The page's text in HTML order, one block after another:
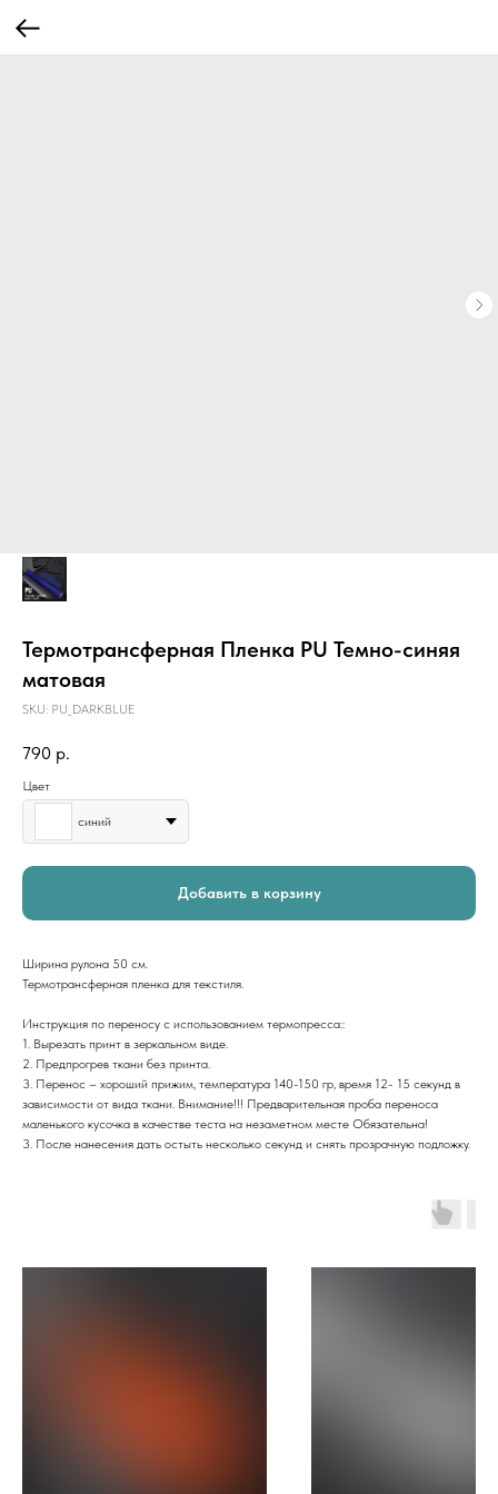
Термотрансферная Пленка PU Темно-синяя
матовая
SKU: PU_DARKBLUE
790 р.
Цвет
синий
Добавить в корзину
Ширина рулона 50 см.
Термотрансферная пленка для текстиля.
Инструкция по переносу с использованием термопресса::
1. Вырезать принт в зеркальном виде.
2. Предпрогрев ткани без принта.
3. Перенос – хороший прижим, температура 140-150 гр, время 12- 15 секунд в
зависимости от вида ткани. Внимание!!! Предварительная проба переноса
маленького кусочка в качестве теста на незаметном месте Обязательна!
3. После нанесения дать остыть несколько секунд и снять прозрачную подложку.